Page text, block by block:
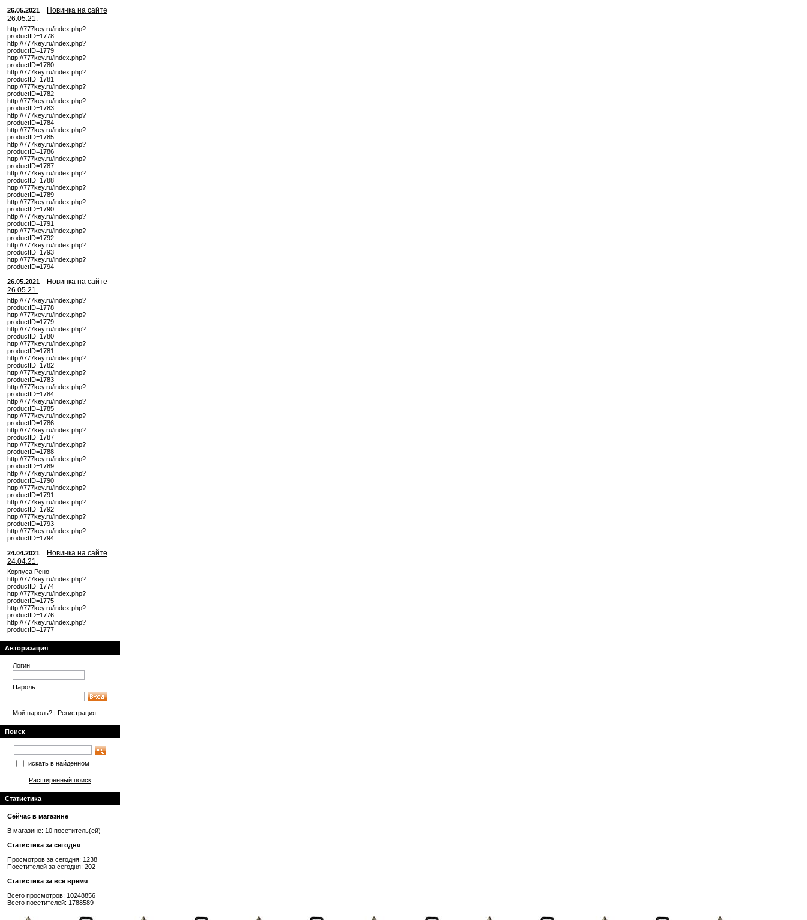
26.05.2021
Новинка на сайте
26.05.21.
http://777key.ru/index.php?
productID=1778
http://777key.ru/index.php?
productID=1779
http://777key.ru/index.php?
productID=1780
http://777key.ru/index.php?
productID=1781
http://777key.ru/index.php?
productID=1782
http://777key.ru/index.php?
productID=1783
http://777key.ru/index.php?
productID=1784
http://777key.ru/index.php?
productID=1785
http://777key.ru/index.php?
productID=1786
http://777key.ru/index.php?
productID=1787
http://777key.ru/index.php?
productID=1788
http://777key.ru/index.php?
productID=1789
http://777key.ru/index.php?
productID=1790
http://777key.ru/index.php?
productID=1791
http://777key.ru/index.php?
productID=1792
http://777key.ru/index.php?
productID=1793
http://777key.ru/index.php?
productID=1794
26.05.2021
Новинка на сайте
26.05.21.
http://777key.ru/index.php?
productID=1778
http://777key.ru/index.php?
productID=1779
http://777key.ru/index.php?
productID=1780
http://777key.ru/index.php?
productID=1781
http://777key.ru/index.php?
productID=1782
http://777key.ru/index.php?
productID=1783
http://777key.ru/index.php?
productID=1784
http://777key.ru/index.php?
productID=1785
http://777key.ru/index.php?
productID=1786
http://777key.ru/index.php?
productID=1787
http://777key.ru/index.php?
productID=1788
http://777key.ru/index.php?
productID=1789
http://777key.ru/index.php?
productID=1790
http://777key.ru/index.php?
productID=1791
http://777key.ru/index.php?
productID=1792
http://777key.ru/index.php?
productID=1793
http://777key.ru/index.php?
productID=1794
24.04.2021
Новинка на сайте
24.04.21.
Корпуса Рено
http://777key.ru/index.php?
productID=1774
http://777key.ru/index.php?
productID=1775
http://777key.ru/index.php?
productID=1776
http://777key.ru/index.php?
productID=1777
Авторизация
Логин
Пароль
Мой пароль? | Регистрация
Поиск
искать в найденном
Расширенный поиск
Статистика
Сейчас в магазине
В магазине: 10 посетитель(ей)
Статистика за сегодня
Просмотров за сегодня: 1238
Посетителей за сегодня: 202
Статистика за всё время
Всего просмотров: 10248856
Всего посетителей: 1788589